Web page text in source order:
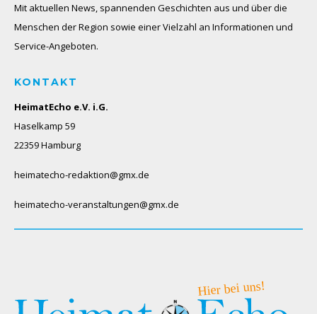
Mit aktuellen News, spannenden Geschichten aus und über die
Menschen der Region sowie einer Vielzahl an Informationen und
Service-Angeboten.
KONTAKT
HeimatEcho e.V. i.G.
Haselkamp 59
22359 Hamburg
heimatecho-redaktion@gmx.de
heimatecho-veranstaltungen@gmx.de